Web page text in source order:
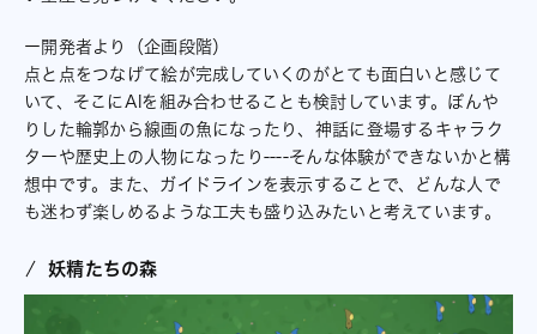
ー開発者より（企画段階）
点と点をつなげて絵が完成していくのがとても面白いと感じて
いて、そこにAIを組み合わせることも検討しています。ぼんや
りした輪郭から線画の魚になったり、神話に登場するキャラク
ターや歴史上の人物になったり----そんな体験ができないかと構
想中です。また、ガイドラインを表示することで、どんな人で
も迷わず楽しめるような工夫も盛り込みたいと考えています。
妖精たちの森